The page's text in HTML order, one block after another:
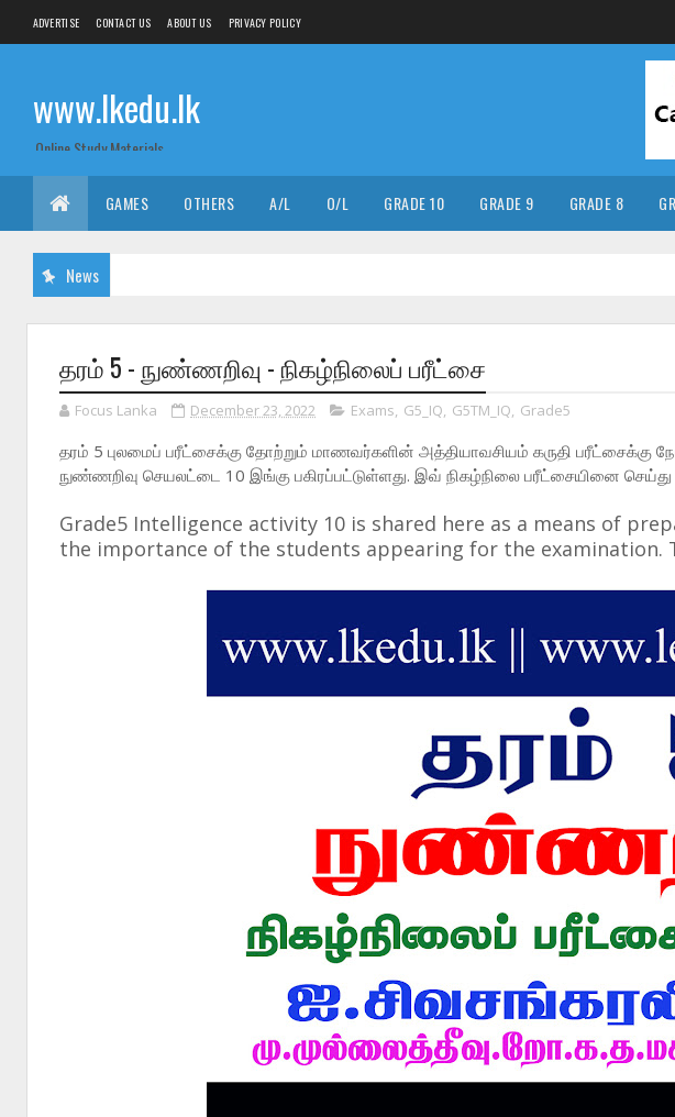
ADVERTISE CONTACT US ABOUT US PRIVACY POLICY
www.lkedu.lk
Online Study Materials
GAMES OTHERS A/L O/L GRADE 10 GRADE 9 GRADE 8
News
தரம் 5 - நுண்ணறிவு - நிகழ்நிலைப் பரீட்சை
Focus Lanka December 23, 2022 Exams, G5_IQ, G5TM_IQ, Grade5
தரம் 5 புலமைப் பரீட்சைக்கு தோற்றும் மாணவர்களின் அத்தியாவசியம் கருதி பரீட்சைக்கு
நுண்ணறிவு செயலட்டை 10 இங்கு பகிரப்பட்டுள்ளது. இவ் நிகழ்நிலை பரீட்சையினை செய்து
Grade5 Intelligence activity 10 is shared here as a means of
the importance of the students appearing for the examination.